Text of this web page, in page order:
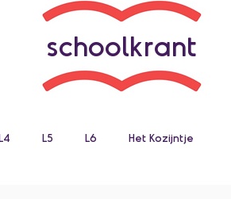
schoolkrant
L5 L6 Het Kozijntje